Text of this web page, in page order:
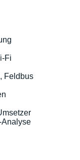
Fi
Feldbus
Analyse